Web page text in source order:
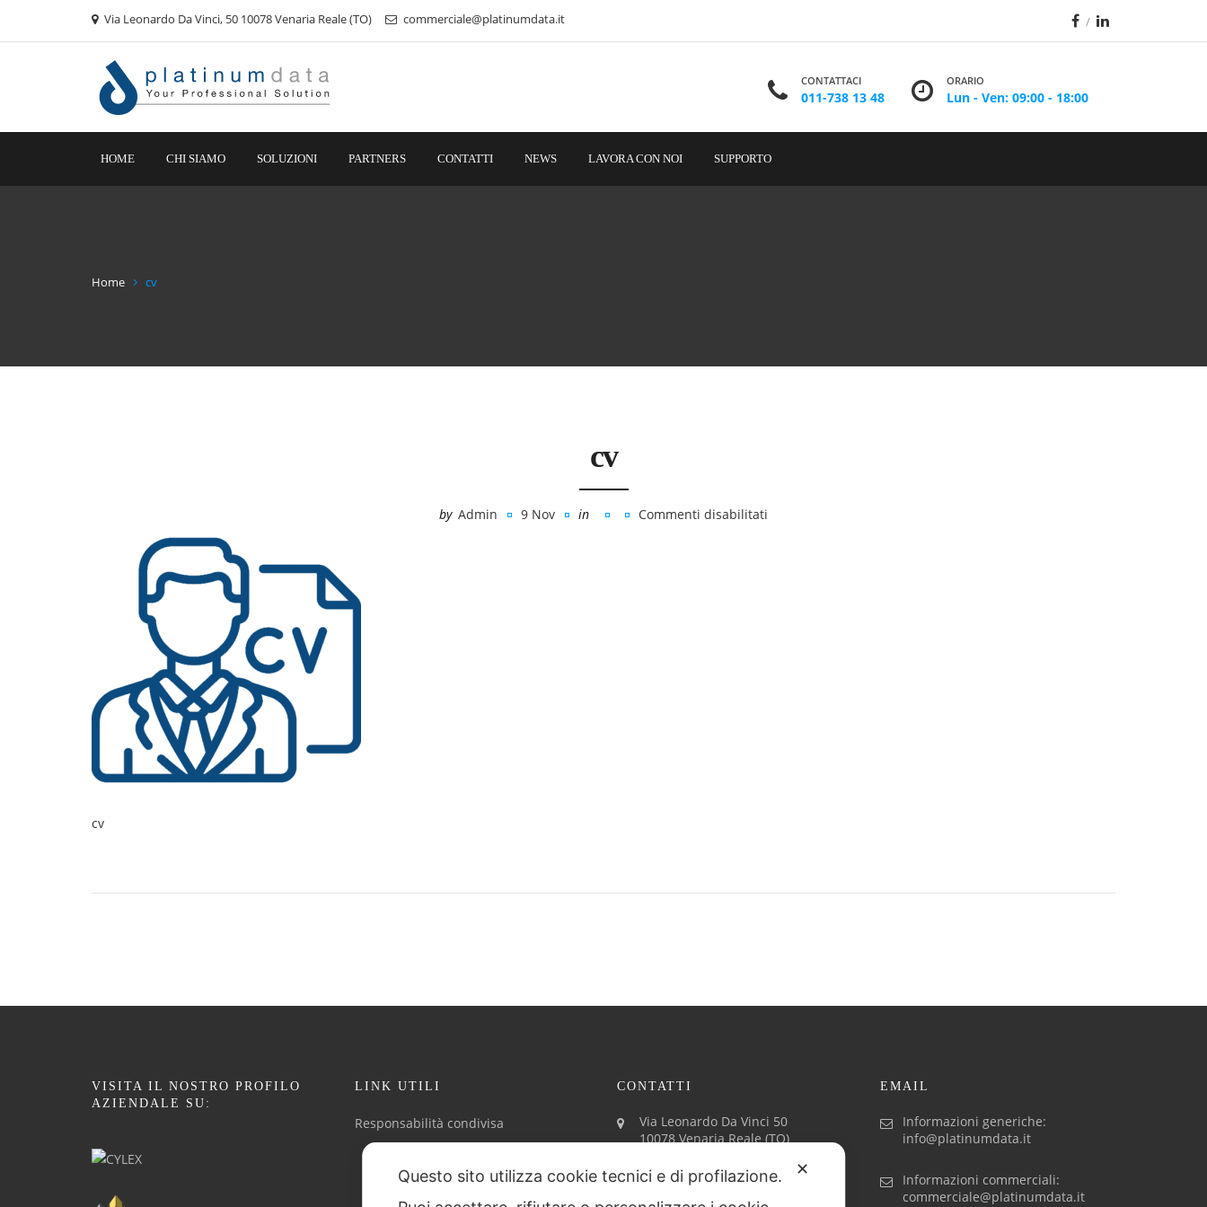
Via Leonardo Da Vinci, 50 10078 Venaria Reale (TO) commerciale@platinumdata.it
CONTATTACI
011-738 13 48
ORARIO
Lun - Ven: 09:00 - 18:00
HOME CHI SIAMO SOLUZIONI PARTNERS CONTATTI NEWS LAVORA CON NOI SUPPORTO
Home cv
cv
by Admin 9 Nov in
Commenti disabilitati
cv
VISITA IL NOSTRO PROFILO
AZIENDALE SU:
LINK UTILI
Responsabilità condivisa
CONTATTI
Via Leonardo Da Vinci 50
10078 Venaria Reale (TO)
N.Reg.Imp. TO - 1229291
SDI T04ZHR3
EMAIL
Informazioni generiche:
info@platinumdata.it
Informazioni commerciali:
commerciale@platinumdata.it
✕
Questo sito utilizza cookie tecnici e di profilazione.